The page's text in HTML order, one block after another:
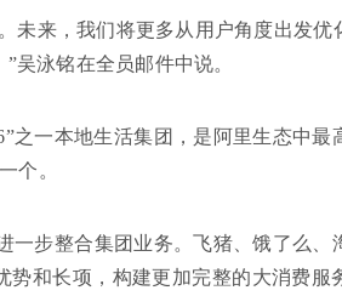
未来，我们将更多从用户角度出发优
吴泳铭在全员邮件中说。
之一本地生活集团，是阿里生态中最
个。
一步整合集团业务。飞猪、饿了么、
和长项，构建更加完整的大消费服